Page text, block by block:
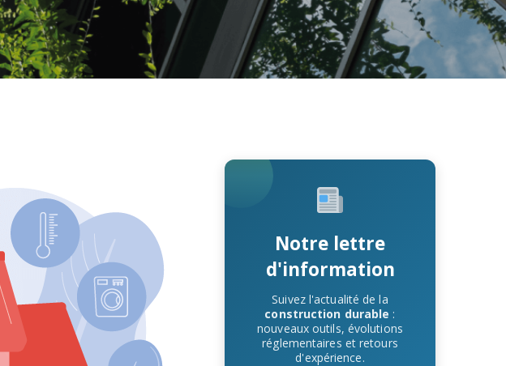
Notre lettre
d'information
Suivez l'actualité de la
construction durable :
nouveaux outils, évolutions
réglementaires et retours
d'expérience.